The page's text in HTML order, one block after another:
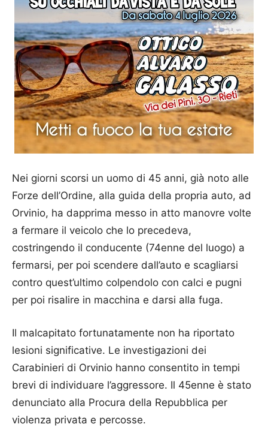
Nei giorni scorsi un uomo di 45 anni, già noto alle
Forze dell’Ordine, alla guida della propria auto, ad
Orvinio, ha dapprima messo in atto manovre volte
a fermare il veicolo che lo precedeva,
costringendo il conducente (74enne del luogo) a
fermarsi, per poi scendere dall’auto e scagliarsi
contro quest’ultimo colpendolo con calci e pugni
per poi risalire in macchina e darsi alla fuga.
Il malcapitato fortunatamente non ha riportato
lesioni significative. Le investigazioni dei
Carabinieri di Orvinio hanno consentito in tempi
brevi di individuare l’aggressore. Il 45enne è stato
denunciato alla Procura della Repubblica per
violenza privata e percosse.